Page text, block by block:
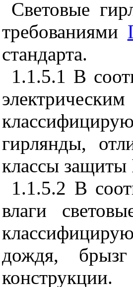
Световые
требованиями
стандарта.
1.1.5.1 В
гирлянды,
классы защиты
1.1.5.2 В
влаги
дождя,
конструкции.